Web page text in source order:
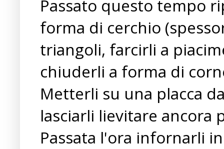
Passato questo tempo
forma di cerchio
triangoli, farcirli a
chiuderli a forma di
Metterli su una placca
lasciarli lievitare ancora
Passata l'ora infornarli